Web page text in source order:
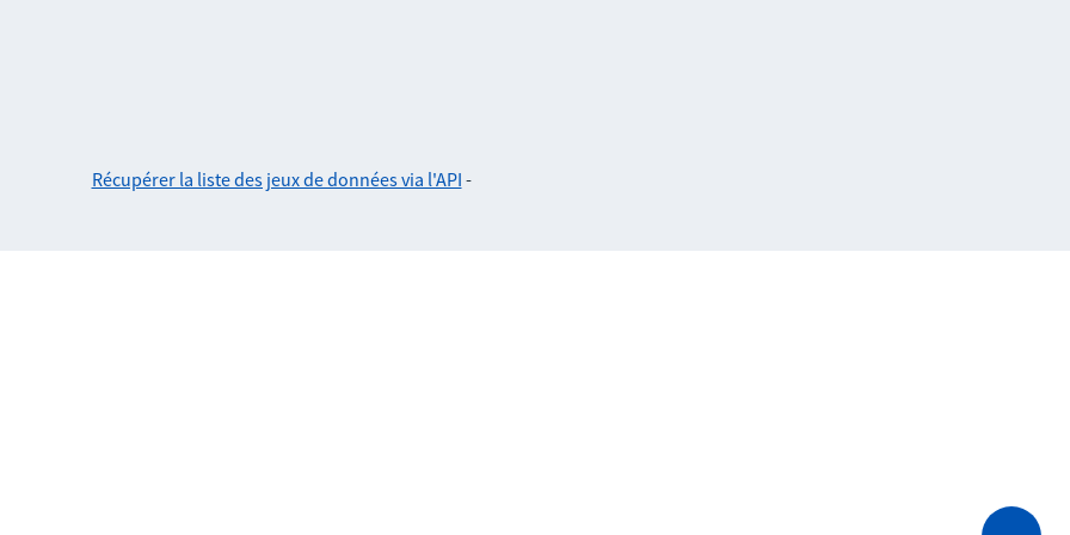
Récupérer la liste des jeux de données via l'API -